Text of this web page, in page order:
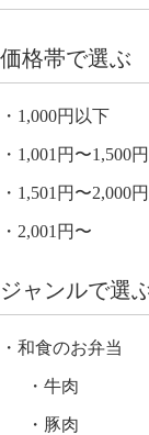
価格帯で選ぶ
1,000円以下
1,001円〜1,500円
1,501円〜2,000円
2,001円〜
ジャンルで選
和食のお弁当
牛肉
豚肉